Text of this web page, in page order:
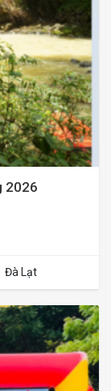
2026
Đà Lạt